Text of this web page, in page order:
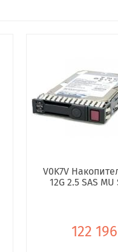
V0K7V
12G 2.5 SAS MU
122